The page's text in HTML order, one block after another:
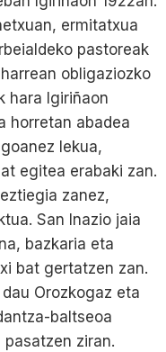
ermitatxua
pastoreak
obligaziozko
hara Igiriñaon
horretan abadea
lekua,
egitea erabaki zan.
zanez,
San Inazio jaia
bazkaria eta
bat gertatzen zan.
Orozkogaz eta
baltseoa
ziran.